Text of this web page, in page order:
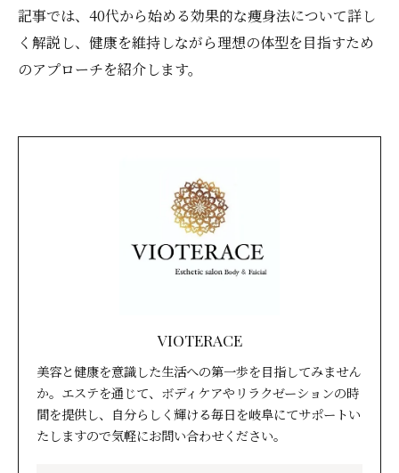
記事では、40代から始める効果的な痩身法について詳し
く解説し、健康を維持しながら理想の体型を目指すため
のアプローチを紹介します。
VIOTERACE
美容と健康を意識した生活への第一歩を目指してみません
か。エステを通じて、ボディケアやリラクゼーションの時
間を提供し、自分らしく輝ける毎日を岐阜にてサポートい
たしますので気軽にお問い合わせください。